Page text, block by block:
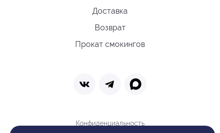
Доставка
Возврат
Прокат смокингов
Конфиденциальность